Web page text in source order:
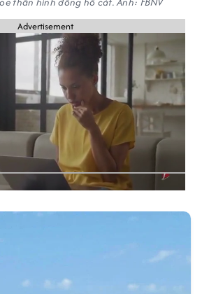
Advertisement